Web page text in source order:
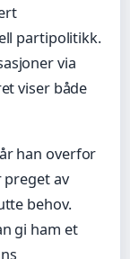
partipolitikk.
via
viser både
han overfor
av
behov.
gi ham et